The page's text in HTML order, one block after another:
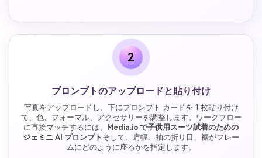
2
プロンプトのアップロードと貼り付け
写真をアップロードし、下にプロンプト カードを 1 枚貼り付け
て、色、フォーマル、アクセサリーを調整します。ワークフロー
に直接マッチするには、
Media.io で子供用スーツ試着のための
ジェミニ AI プロンプト そして、肩幅、袖の折り目、裾がフレー
ムにどのように座るかを指定します。